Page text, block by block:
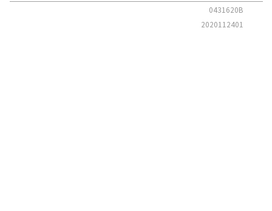
0431620B
2020112401